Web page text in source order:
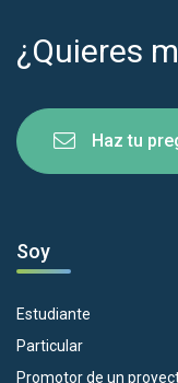
¿Quieres
Haz tu
Soy
Estudiante
Particular
Promotor de un